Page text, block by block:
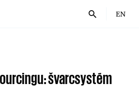
EN
švarcsystém